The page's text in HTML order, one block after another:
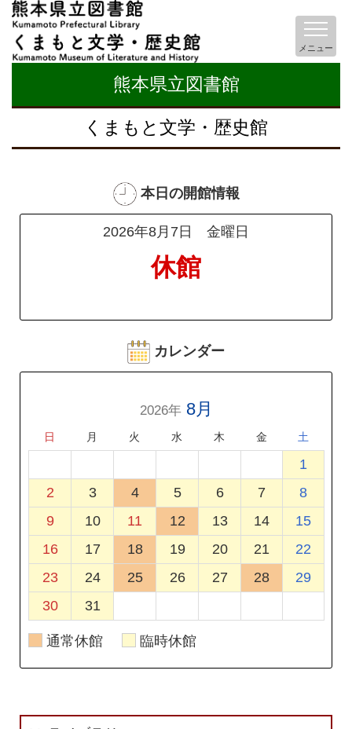
熊本県立図書館
くまもと文学・歴史館
メニュー
本日の開館情報
2026年8月7日 金曜日
休館
カレンダー
2026年8月
日 月 火 水 木 金 土
1
2
3 4 5 6 7
8
9
10 11 12 13 14
15
16
17 18 19 20 21
22
23
24 25 26 27 28
29
30
31
通常休館 臨時休館